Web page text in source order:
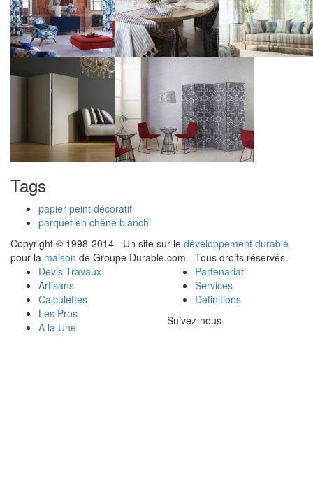
Tags
papier peint décoratif
parquet en chêne blanchi
Copyright © 1998-2014 - Un site sur le développement durable
pour la maison de Groupe Durable.com - Tous droits réservés.
Devis Travaux
Artisans
Calculettes
Les Pros
A la Une
Partenariat
Services
Définitions
Suivez-nous